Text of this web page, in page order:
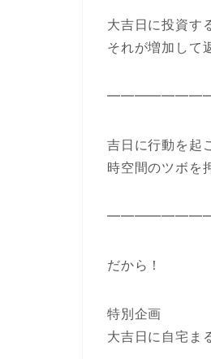
大吉日に投資す
それが増加して
吉日に行動を起
時空間のツボを
だから！
特別企画
大吉日に自宅ま